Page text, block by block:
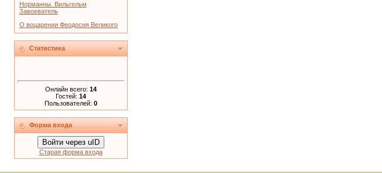
Норманны. Вильгельм
Завоеватель
О воцарении Феодосия Великого
Статистика
Онлайн всего: 14
Гостей: 14
Пользователей: 0
Форма входа
Войти через uID
Старая форма входа